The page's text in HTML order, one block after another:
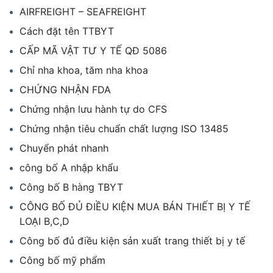
AIRFREIGHT – SEAFREIGHT
Cách đặt tên TTBYT
CẤP MÃ VẬT TƯ Y TẾ QĐ 5086
Chỉ nha khoa, tăm nha khoa
CHỨNG NHẬN FDA
Chứng nhận lưu hành tự do CFS
Chứng nhận tiêu chuẩn chất lượng ISO 13485
Chuyển phát nhanh
công bố A nhập khẩu
Công bố B hàng TBYT
CÔNG BỐ ĐỦ ĐIỀU KIỆN MUA BÁN THIẾT BỊ Y TẾ
LOẠI B,C,D
Công bố đủ điều kiện sản xuất trang thiết bị y tế
Công bố mỹ phẩm